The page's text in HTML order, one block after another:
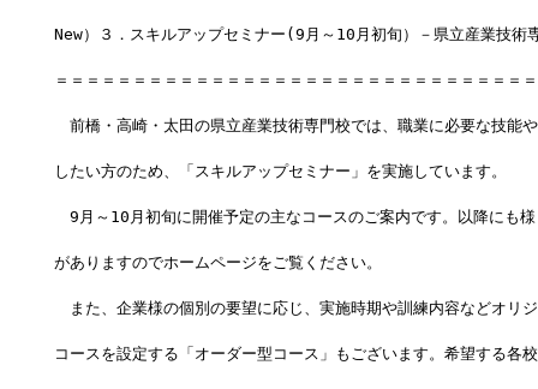
New）３．スキルアップセミナー(9月～10月初旬）－県立産業技術
＝＝＝＝＝＝＝＝＝＝＝＝＝＝＝＝＝＝＝＝＝＝＝＝＝＝＝＝＝＝
前橋・高崎・太田の県立産業技術専門校では、職業に必要な技能
したい方のため、「スキルアップセミナー」を実施しています。
9月～10月初旬に開催予定の主なコースのご案内です。以降にも
がありますのでホームページをご覧ください。
また、企業様の個別の要望に応じ、実施時期や訓練内容などオリ
コースを設定する「オーダー型コース」もございます。希望する各